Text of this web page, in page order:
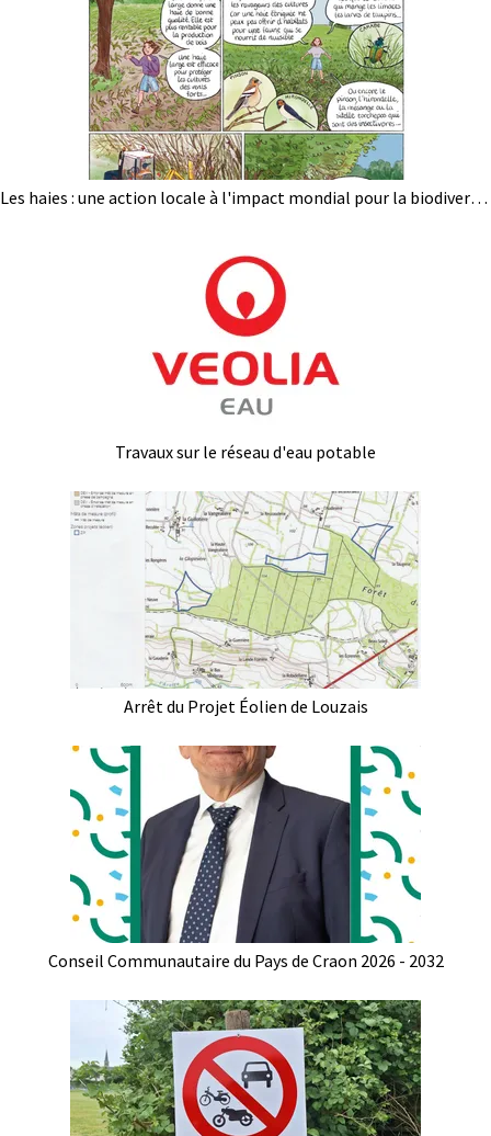
Les haies : une action locale à l'impact mondial pour la biodiversité, l'eau et la santé humaine !
Travaux sur le réseau d'eau potable
Arrêt du Projet Éolien de Louzais
Conseil Communautaire du Pays de Craon 2026 - 2032